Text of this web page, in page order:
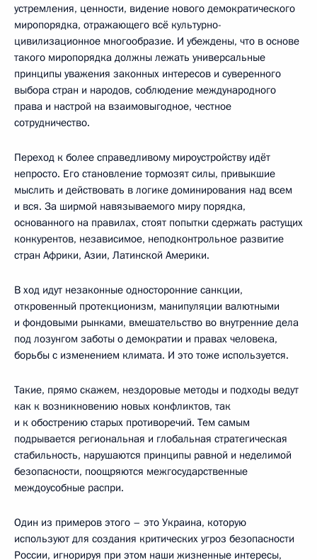
устремления, ценности, видение нового демократического
миропорядка, отражающего всё культурно-
цивилизационное многообразие. И убеждены, что в основе
такого миропорядка должны лежать универсальные
принципы уважения законных интересов и суверенного
выбора стран и народов, соблюдение международного
права и настрой на взаимовыгодное, честное
сотрудничество.
Переход к более справедливому мироустройству идёт
непросто. Его становление тормозят силы, привыкшие
мыслить и действовать в логике доминирования над всем
и вся. За ширмой навязываемого миру порядка,
основанного на правилах, стоят попытки сдержать растущих
конкурентов, независимое, неподконтрольное развитие
стран Африки, Азии, Латинской Америки.
В ход идут незаконные односторонние санкции,
откровенный протекционизм, манипуляции валютными
и фондовыми рынками, вмешательство во внутренние дела
под лозунгом заботы о демократии и правах человека,
борьбы с изменением климата. И это тоже используется.
Такие, прямо скажем, нездоровые методы и подходы ведут
как к возникновению новых конфликтов, так
и к обострению старых противоречий. Тем самым
подрывается региональная и глобальная стратегическая
стабильность, нарушаются принципы равной и неделимой
безопасности, поощряются межгосударственные
междоусобные распри.
Один из примеров этого – это Украина, которую
используют для создания критических угроз безопасности
России, игнорируя при этом наши жизненные интересы,